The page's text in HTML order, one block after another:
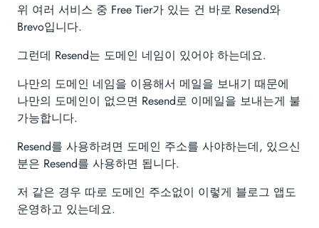
위 여러 서비스 중 Free Tier가 있는 건 바로 Resend와
Brevo입니다.
그런데 Resend는 도메인 네임이 있어야 하는데요.
나만의 도메인 네임을 이용해서 메일을 보내기 때문에
나만의 도메인이 없으면 Resend로 이메일을 보내는게 불
가능합니다.
Resend를 사용하려면 도메인 주소를 사야하는데, 있으신
분은 Resend를 사용하면 됩니다.
저 같은 경우 따로 도메인 주소없이 이렇게 블로그 앱도
운영하고 있는데요.